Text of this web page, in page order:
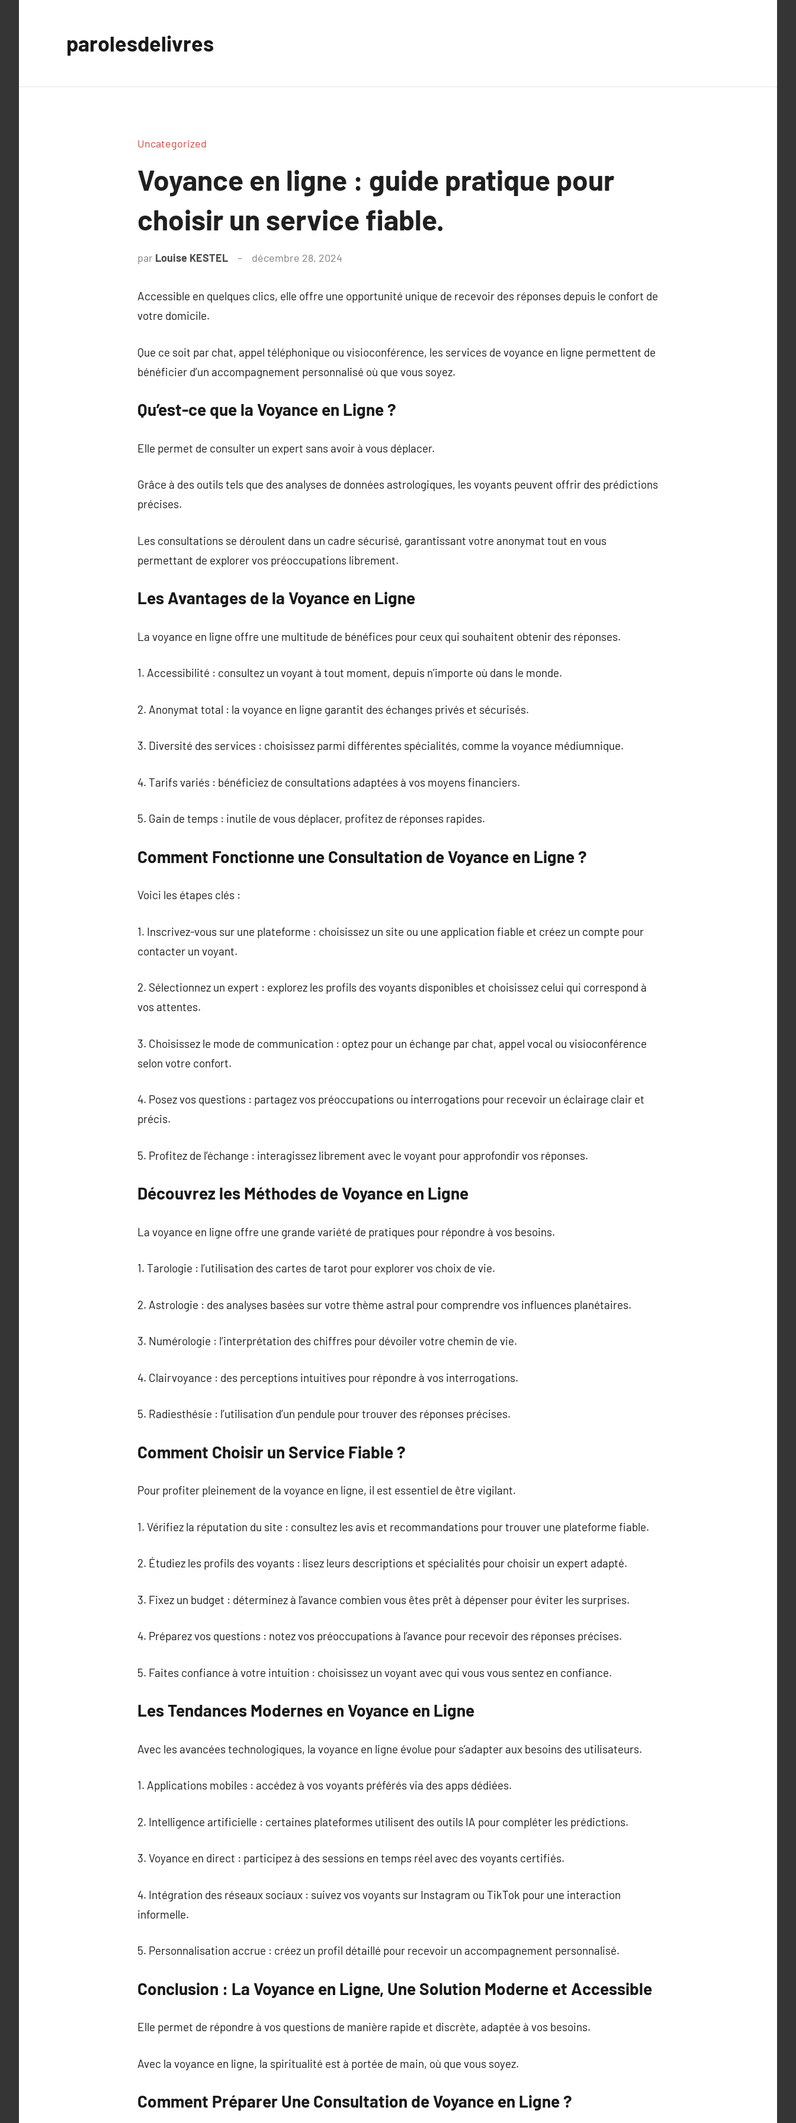
parolesdelivres
Uncategorized
Voyance en ligne : guide pratique pour
choisir un service fiable.
par Louise KESTEL décembre 28, 2024
Accessible en quelques clics, elle offre une opportunité unique de recevoir des réponses depuis le confort de
votre domicile.
Que ce soit par chat, appel téléphonique ou visioconférence, les services de voyance en ligne permettent de
bénéficier d’un accompagnement personnalisé où que vous soyez.
Qu’est-ce que la Voyance en Ligne ?
Elle permet de consulter un expert sans avoir à vous déplacer.
Grâce à des outils tels que des analyses de données astrologiques, les voyants peuvent offrir des prédictions
précises.
Les consultations se déroulent dans un cadre sécurisé, garantissant votre anonymat tout en vous
permettant de explorer vos préoccupations librement.
Les Avantages de la Voyance en Ligne
La voyance en ligne offre une multitude de bénéfices pour ceux qui souhaitent obtenir des réponses.
1. Accessibilité : consultez un voyant à tout moment, depuis n’importe où dans le monde.
2. Anonymat total : la voyance en ligne garantit des échanges privés et sécurisés.
3. Diversité des services : choisissez parmi différentes spécialités, comme la voyance médiumnique.
4. Tarifs variés : bénéficiez de consultations adaptées à vos moyens financiers.
5. Gain de temps : inutile de vous déplacer, profitez de réponses rapides.
Comment Fonctionne une Consultation de Voyance en Ligne ?
Voici les étapes clés :
1. Inscrivez-vous sur une plateforme : choisissez un site ou une application fiable et créez un compte pour
contacter un voyant.
2. Sélectionnez un expert : explorez les profils des voyants disponibles et choisissez celui qui correspond à
vos attentes.
3. Choisissez le mode de communication : optez pour un échange par chat, appel vocal ou visioconférence
selon votre confort.
4. Posez vos questions : partagez vos préoccupations ou interrogations pour recevoir un éclairage clair et
précis.
5. Profitez de l’échange : interagissez librement avec le voyant pour approfondir vos réponses.
Découvrez les Méthodes de Voyance en Ligne
La voyance en ligne offre une grande variété de pratiques pour répondre à vos besoins.
1. Tarologie : l’utilisation des cartes de tarot pour explorer vos choix de vie.
2. Astrologie : des analyses basées sur votre thème astral pour comprendre vos influences planétaires.
3. Numérologie : l’interprétation des chiffres pour dévoiler votre chemin de vie.
4. Clairvoyance : des perceptions intuitives pour répondre à vos interrogations.
5. Radiesthésie : l’utilisation d’un pendule pour trouver des réponses précises.
Comment Choisir un Service Fiable ?
Pour profiter pleinement de la voyance en ligne, il est essentiel de être vigilant.
1. Vérifiez la réputation du site : consultez les avis et recommandations pour trouver une plateforme fiable.
2. Étudiez les profils des voyants : lisez leurs descriptions et spécialités pour choisir un expert adapté.
3. Fixez un budget : déterminez à l’avance combien vous êtes prêt à dépenser pour éviter les surprises.
4. Préparez vos questions : notez vos préoccupations à l’avance pour recevoir des réponses précises.
5. Faites confiance à votre intuition : choisissez un voyant avec qui vous vous sentez en confiance.
Les Tendances Modernes en Voyance en Ligne
Avec les avancées technologiques, la voyance en ligne évolue pour s’adapter aux besoins des utilisateurs.
1. Applications mobiles : accédez à vos voyants préférés via des apps dédiées.
2. Intelligence artificielle : certaines plateformes utilisent des outils IA pour compléter les prédictions.
3. Voyance en direct : participez à des sessions en temps réel avec des voyants certifiés.
4. Intégration des réseaux sociaux : suivez vos voyants sur Instagram ou TikTok pour une interaction
informelle.
5. Personnalisation accrue : créez un profil détaillé pour recevoir un accompagnement personnalisé.
Conclusion : La Voyance en Ligne, Une Solution Moderne et Accessible
Elle permet de répondre à vos questions de manière rapide et discrète, adaptée à vos besoins.
Avec la voyance en ligne, la spiritualité est à portée de main, où que vous soyez.
Comment Préparer Une Consultation de Voyance en Ligne ?